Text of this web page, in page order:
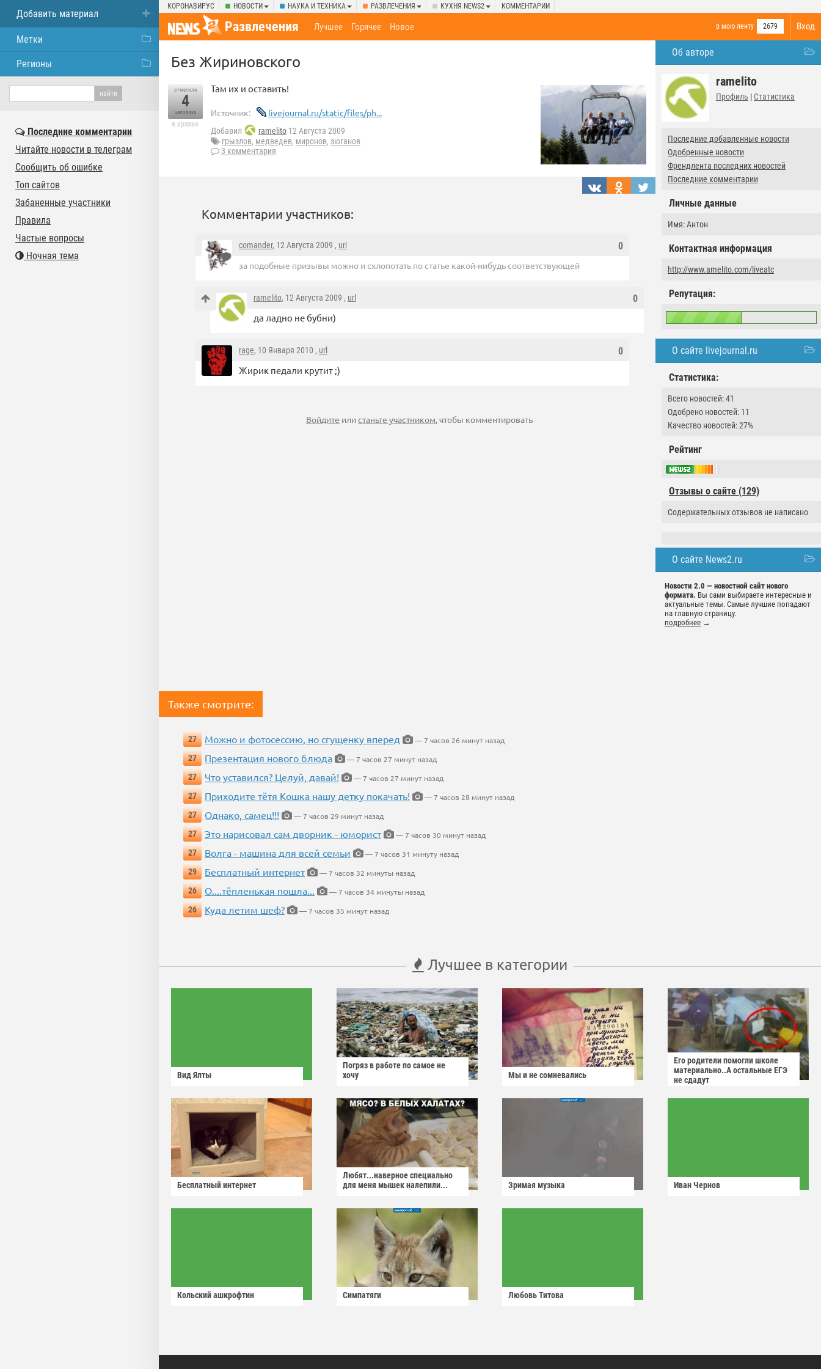
КОРОНАВИРУС НОВОСТИ НАУКА И ТЕХНИКА РАЗВЛЕЧЕНИЯ КУХНЯ NEWS2 КОММЕНТАРИИ
Вход
Развлечения в мою ленту 2679
Лучшее Горячее Новое
Об авторе
ramelito
Профиль | Статистика
Последние добавленные новости
Одобренные новости
Френдлента последних новостей
Последние комментарии
Личные данные
Имя: Антон
Контактная информация
http://www.amelito.com/liveatc
Репутация:
О сайте livejournal.ru
Статистика:
Всего новостей: 41
Одобрено новостей: 11
Качество новостей: 27%
Рейтинг
Отзывы о сайте (129)
Содержательных отзывов не написано
О сайте News2.ru
Новости 2.0 — новостной сайт нового
формата. Вы сами выбираете интересные и
актуальные темы. Самые лучшие попадают
на главную страницу.
подробнее →
Без Жириновского
отметили
4
человека
в архиве
Там их и оставить!
Источник: livejournal.ru/static/files/ph...
Добавил ramelito 12 Августа 2009
грызлов, медведев, миронов, зюганов
3 комментария
Комментарии участников:
0
comander, 12 Августа 2009 , url
за подобные призывы можно и схлопотать по статье какой-нибудь соответствующей
0
ramelito, 12 Августа 2009 , url
да ладно не бубни)
0
rage, 10 Января 2010 , url
Жирик педали крутит ;)
Войдите илистаньте участником, чтобы комментировать
Также смотрите:
27 Можно и фотосессию, но сгущенку вперед
— 7 часов 26 минут назад
27
Презентация нового блюда
— 7 часов 27 минут назад
27
Что уставился? Целуй, давай!
— 7 часов 27 минут назад
27
Приходите тётя Кошка нашу детку покачать!
— 7 часов 28 минут назад
27
Однако, самец!!!
— 7 часов 29 минут назад
27
Это нарисовал сам дворник - юморист
— 7 часов 30 минут назад
27
Волга - машина для всей семьи
— 7 часов 31 минуту назад
29
Бесплатный интернет
— 7 часов 32 минуты назад
26
О....тёпленькая пошла...
— 7 часов 34 минуты назад
26
Куда летим шеф? — 7 часов 35 минут назад
Лучшее в категории
Вид Ялты
Погряз в работе по самое не
хочу
Мы и не сомневались
Его родители помогли школе
материально..А остальные ЕГЭ
не сдадут
Бесплатный интернет
Любят...наверное специально
для меня мышек налепили...
Зримая музыка Иван Чернов
Кольский ашкрофтин Симпатяги Любовь Титова
Добавить материал
Метки
Регионы
Последние комментарии
Читайте новости в телеграм
Сообщить об ошибке
Топ сайтов
Забаненные участники
Правила
Частые вопросы
Ночная тема